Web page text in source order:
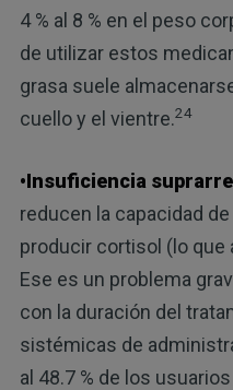
4 % al 8 % en el peso
de utilizar estos
grasa suele
cuello y el vientre.24
•Insuficiencia
reducen la capacidad
producir cortisol (lo que
Ese es un problema
con la duración del
sistémicas de
al 48.7 % de los